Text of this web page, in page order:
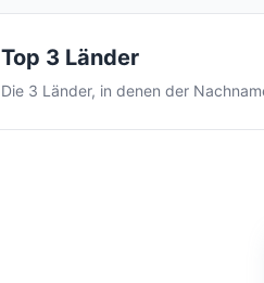
Top 3 Länder
Die 3 Länder, in denen der